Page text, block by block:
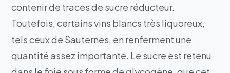
contenir de traces de sucre réducteur.
Toutefois, certains vins blancs très liquoreux,
tels ceux de Sauternes, en renferment une
quantité assez importante. Le sucre est retenu